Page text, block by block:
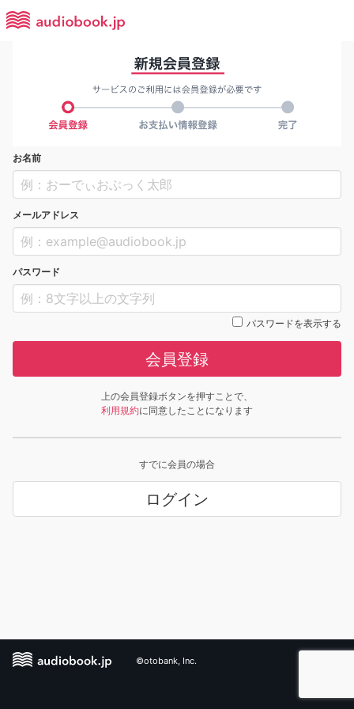
お名前
メールアドレス
パスワード
パスワードを表示する
会員登録
上の会員登録ボタンを押すことで、
利用規約に同意したことになります
すでに会員の場合
ログイン
©otobank, Inc.